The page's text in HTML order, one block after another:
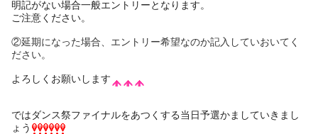
明記がない場合一般エントリーとなります。
ご注意ください。
②延期になった場合、エントリー希望なのか記入していおいてく
ださい。
よろしくお願いします
ではダンス祭ファイナルをあつくする当日予選かましていきまし
ょう